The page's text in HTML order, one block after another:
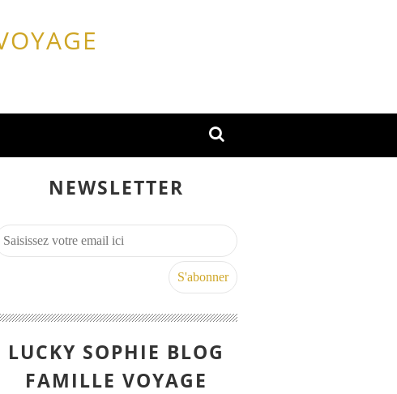
NEWSLETTER
LUCKY SOPHIE BLOG
FAMILLE VOYAGE